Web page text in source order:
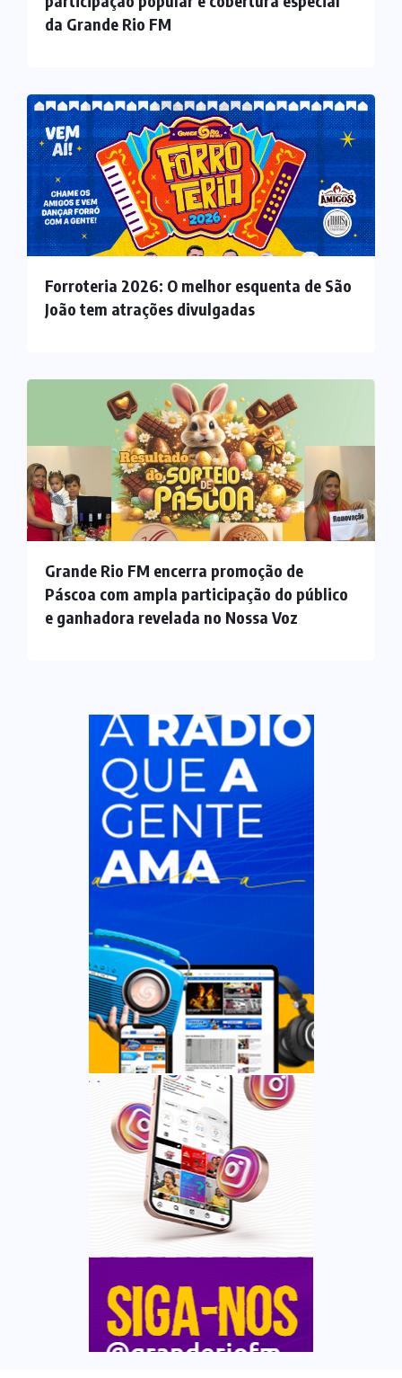
da Grande Rio FM
Forroteria 2026: O melhor esquenta de São
João tem atrações divulgadas
Grande Rio FM encerra promoção de
Páscoa com ampla participação do público
e ganhadora revelada no Nossa Voz